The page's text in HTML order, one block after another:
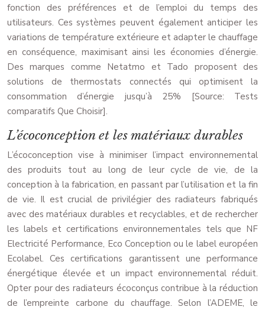
fonction des préférences et de l’emploi du temps des
utilisateurs. Ces systèmes peuvent également anticiper les
variations de température extérieure et adapter le chauffage
en conséquence, maximisant ainsi les économies d’énergie.
Des marques comme Netatmo et Tado proposent des
solutions de thermostats connectés qui optimisent la
consommation d’énergie jusqu’à 25% [Source: Tests
comparatifs Que Choisir].
L’écoconception et les matériaux durables
L’écoconception vise à minimiser l’impact environnemental
des produits tout au long de leur cycle de vie, de la
conception à la fabrication, en passant par l’utilisation et la fin
de vie. Il est crucial de privilégier des radiateurs fabriqués
avec des matériaux durables et recyclables, et de rechercher
les labels et certifications environnementales tels que NF
Electricité Performance, Eco Conception ou le label européen
Ecolabel. Ces certifications garantissent une performance
énergétique élevée et un impact environnemental réduit.
Opter pour des radiateurs écoconçus contribue à la réduction
de l’empreinte carbone du chauffage. Selon l’ADEME, le